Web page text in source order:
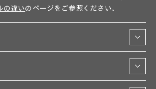
の違いのページをご参照ください。